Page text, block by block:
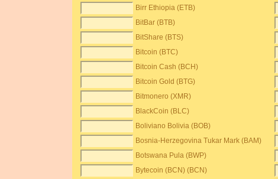
Birr Ethiopia (ETB)
BitBar (BTB)
BitShare (BTS)
Bitcoin (BTC)
Bitcoin Cash (BCH)
Bitcoin Gold (BTG)
Bitmonero (XMR)
BlackCoin (BLC)
Boliviano Bolivia (BOB)
Bosnia-Herzegovina Tukar Mark (BAM)
Botswana Pula (BWP)
Bytecoin (BCN) (BCN)